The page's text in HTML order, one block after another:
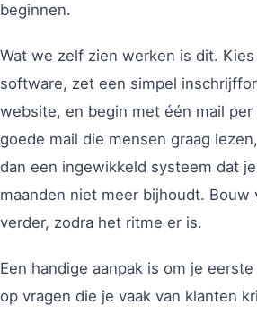
beginnen.
Wat we zelf zien werken is dit.
software, zet een simpel
website, en begin met één mail per
goede mail die mensen graag
dan een ingewikkeld systeem dat
maanden niet meer bijhoudt. Bouw
verder, zodra het ritme er is.
Een handige aanpak is om je
op vragen die je vaak van klanten